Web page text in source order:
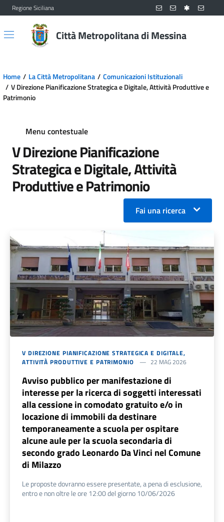
Vai al contenuto principale
Vai al menu principale
Regione Siciliana
Città Metropolitana di Messina
Home La Città Metropolitana
Comunicazioni Istituzionali
V Direzione Pianificazione Strategica e Digitale, Attività Produttive e
Patrimonio
Menu contestuale
V Direzione Pianificazione
Strategica e Digitale, Attività
Produttive e Patrimonio
Fai una ricerca
V DIREZIONE PIANIFICAZIONE STRATEGICA E DIGITALE,
ATTIVITÀ PRODUTTIVE E PATRIMONIO
22 MAG 2026
Avviso pubblico per manifestazione di
interesse per la ricerca di soggetti interessati
alla cessione in comodato gratuito e/o in
locazione di immobili da destinare
temporaneamente a scuola per ospitare
alcune aule per la scuola secondaria di
secondo grado Leonardo Da Vinci nel Comune
di Milazzo
Le proposte dovranno essere presentate, a pena di esclusione,
entro e non oltre le ore 12:00 del giorno 10/06/2026